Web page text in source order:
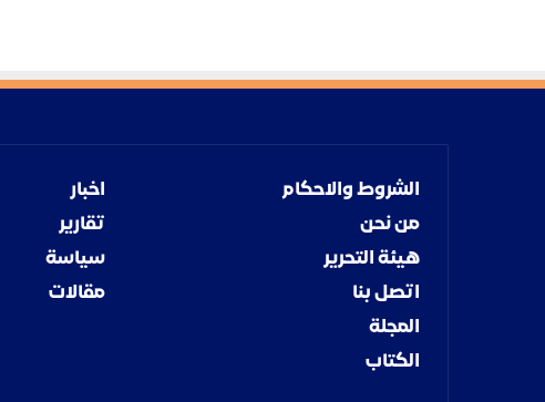
الشروط والاحكام
من نحن
هيئة التحرير
اتصل بنا
المجلة
الكتاب
اخبار
تقارير
سياسة
مقالات